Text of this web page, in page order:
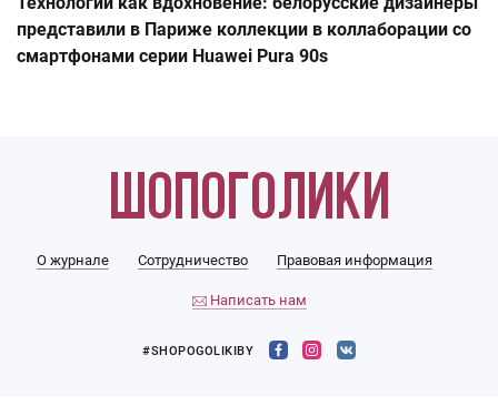
представили в Париже коллекции в коллаборации со
смартфонами серии Huawei Pura 90s
О журнале Сотрудничество Правовая информация
Написать нам
#SHOPOGOLIKIBY